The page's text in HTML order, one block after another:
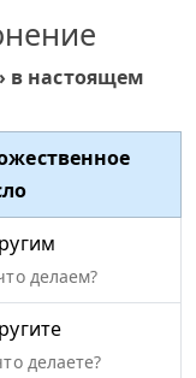
в настоящем
делаем?
делаете?